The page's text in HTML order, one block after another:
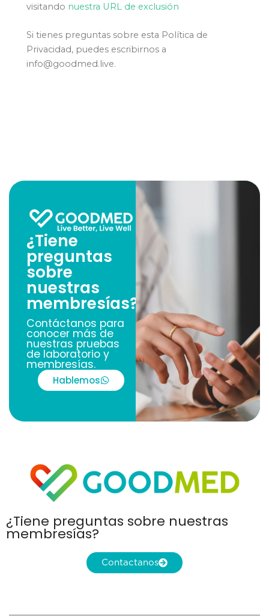
visitando nuestra URL de exclusión
Si tienes preguntas sobre esta Política de
Privacidad, puedes escribirnos a
info@goodmed.live.
¿Tiene
preguntas
sobre
nuestras
membresías?
Contáctanos para
conocer más de
nuestras pruebas
de laboratorio y
membresías.
Hablemos
¿Tiene preguntas sobre nuestras
membresías?
Contactanos